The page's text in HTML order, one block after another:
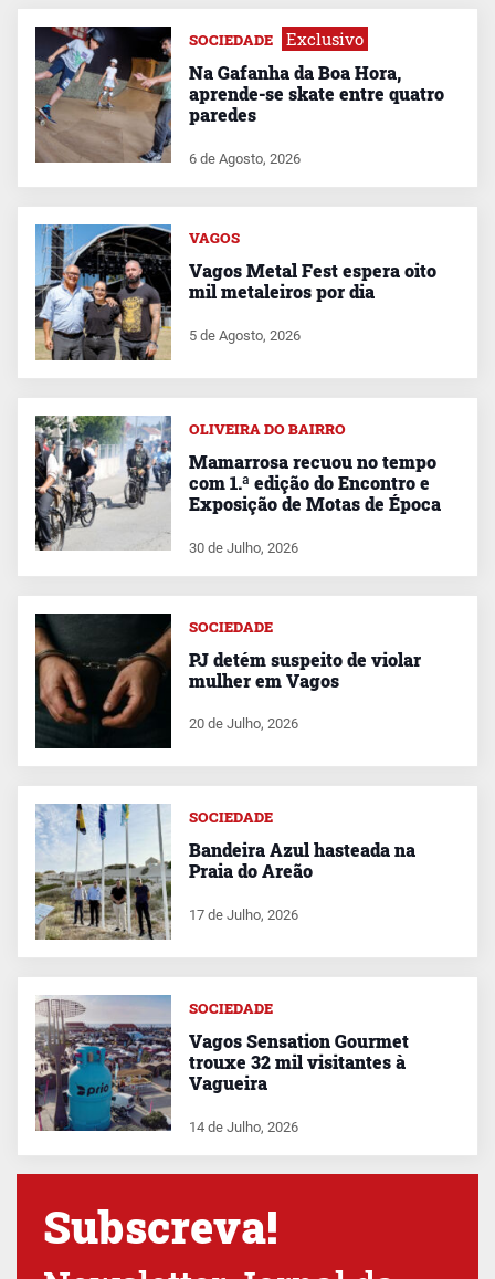
SOCIEDADE Exclusivo
Na Gafanha da Boa Hora,
aprende-se skate entre quatro
paredes
6 de Agosto, 2026
VAGOS
Vagos Metal Fest espera oito
mil metaleiros por dia
5 de Agosto, 2026
OLIVEIRA DO BAIRRO
Mamarrosa recuou no tempo
com 1.ª edição do Encontro e
Exposição de Motas de Época
30 de Julho, 2026
SOCIEDADE
PJ detém suspeito de violar
mulher em Vagos
20 de Julho, 2026
SOCIEDADE
Bandeira Azul hasteada na
Praia do Areão
17 de Julho, 2026
SOCIEDADE
Vagos Sensation Gourmet
trouxe 32 mil visitantes à
Vagueira
14 de Julho, 2026
Subscreva!